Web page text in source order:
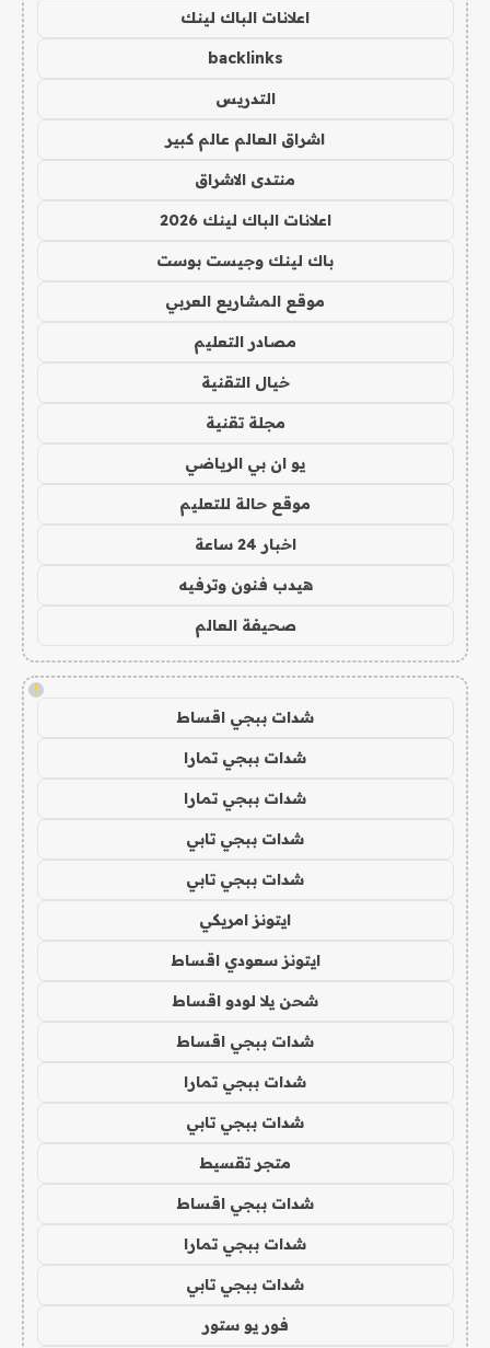
اعلانات الباك لينك
backlinks
التدريس
اشراق العالم عالم كبير
منتدى الاشراق
اعلانات الباك لينك 2026
باك لينك وجيست بوست
موقع المشاريع العربي
مصادر التعليم
خيال التقنية
مجلة تقنية
يو ان بي الرياضي
موقع حالة للتعليم
اخبار 24 ساعة
هيدب فنون وترفيه
صحيفة العالم
!
شدات ببجي اقساط
شدات ببجي تمارا
شدات ببجي تمارا
شدات ببجي تابي
شدات ببجي تابي
ايتونز امريكي
ايتونز سعودي اقساط
شحن يلا لودو اقساط
شدات ببجي اقساط
شدات ببجي تمارا
شدات ببجي تابي
متجر تقسيط
شدات ببجي اقساط
شدات ببجي تمارا
شدات ببجي تابي
فور يو ستور